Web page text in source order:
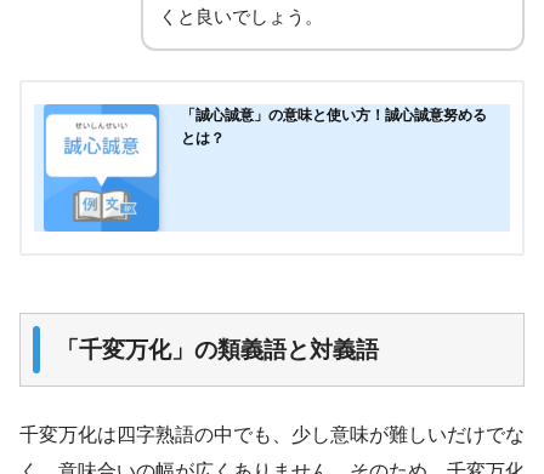
くと良いでしょう。
「誠心誠意」の意味と使い方！誠心誠意努める
とは？
「千変万化」の類義語と対義語
千変万化は四字熟語の中でも、少し意味が難しいだけでな